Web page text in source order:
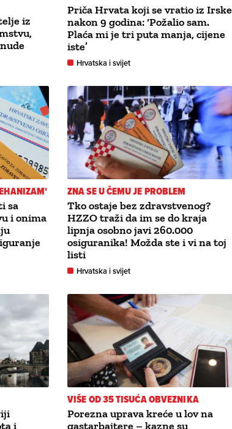
iz
Priča Hrvata koji se vratio iz Irske
nakon 9 godina: ‘Požalio sam.
Plaća mi je tri puta manja, cijene
iste’
Hrvatska i svijet
sa
i onima
ZNA SE U ČEMU JE PROBLEM
Tko ostaje bez zdravstvenog?
HZZO traži da im se do kraja
lipnja osobno javi 260.000
osiguranika! Možda ste i vi na toj
listi
Hrvatska i svijet
i
VIŠE OD 35 TISUĆA OBVEZNIKA
Porezna uprava kreće u lov na
gastarbajtere – kazne su